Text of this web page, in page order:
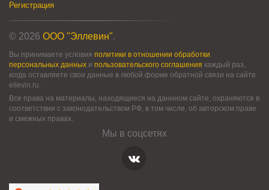
Регистрация
© 2026 ООО "Эллевин".
Вы принимаете условия политики в отношении обработки
персональных данных и пользовательского соглашения каждый раз,
когда оставляете свои данные в любой форме обратной связи на сайте
ellevin.ru.
Все права на материалы, находящиеся на даннном сайте, охраняются в
соответствии с законодательством РФ, в том числе, об авторском праве
и смежных правах.
Мы в соцсетях